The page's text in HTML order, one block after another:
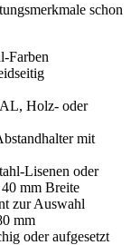
schon
Farben
Holz- oder
mit
Lisenen oder
mm Breite
zur Auswahl
mm
oder aufgesetzt